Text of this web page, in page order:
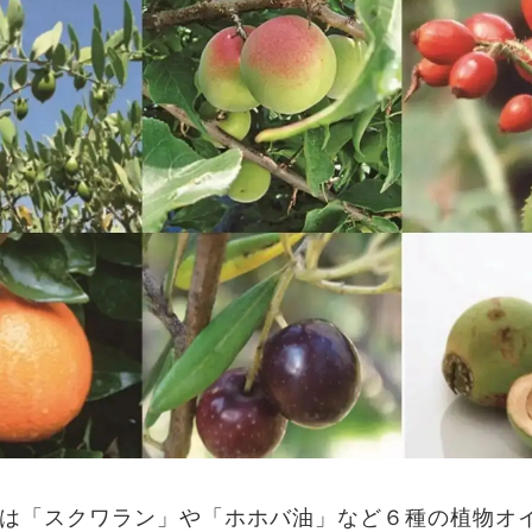
「スクワラン」や「ホホバ油」など６種の植物オ